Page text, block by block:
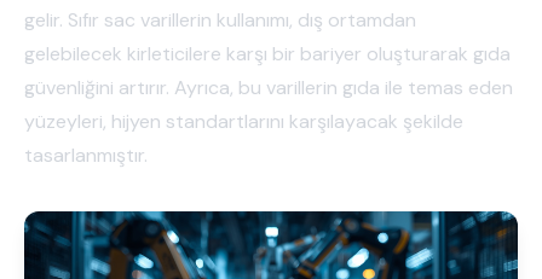
gelir. Sıfır sac varillerin kullanımı, dış ortamdan
gelebilecek kirleticilere karşı bir bariyer oluşturarak gıda
güvenliğini artırır. Ayrıca, bu varillerin gıda ile temas eden
yüzeyleri, hijyen standartlarını karşılayacak şekilde
tasarlanmıştır.